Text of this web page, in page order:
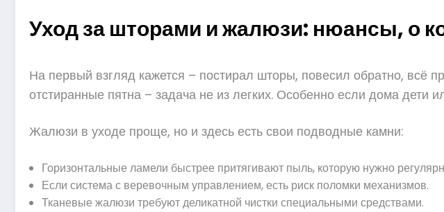
Уход за шторами и жалюзи: нюансы, о
На первый взгляд кажется – постирал шторы, повесил обратно, всё
отстиранные пятна – задача не из легких. Особенно если дома дети
Жалюзи в уходе проще, но и здесь есть свои подводные камни:
Горизонтальные ламели быстрее притягивают пыль, которую нужно
Если система с веревочным управлением, есть риск поломки механизмов.
Тканевые жалюзи требуют деликатной чистки специальными средствами.